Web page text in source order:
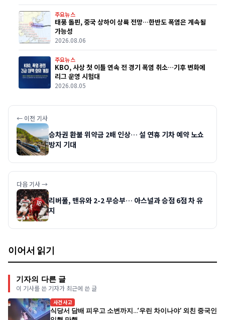
주요뉴스
태풍 돌핀, 중국 상하이 상륙 전망…한반도 폭염은 계속될
가능성
2026.08.06
주요뉴스
KBO, 사상 첫 이틀 연속 전 경기 폭염 취소…기후 변화에
리그 운영 시험대
2026.08.05
← 이전 기사
승차권 환불 위약금 2배 인상… 설 연휴 기차 예약 노쇼
방지 기대
다음 기사 →
리버풀, 맨유와 2-2 무승부… 아스널과 승점 6점 차 유
지
이어서 읽기
기자의 다른 글
이 기사를 쓴 기자가 최근에 쓴 글
사건사고
식당서 담배 피우고 소변까지…‘우린 차이나야’ 외친 중국인